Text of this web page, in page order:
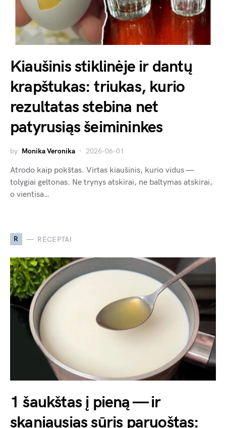
Kiaušinis stiklinėje ir dantų
krapštukas: triukas, kurio
rezultatas stebina net
patyrusiąs šeimininkes
by Monika Veronika 2026-06-01
Atrodo kaip pokštas. Virtas kiaušinis, kurio vidus —
tolygiai geltonas. Ne trynys atskirai, ne baltymas atskirai,
o vientisa…
R RECEPTAI
1 šaukštas į pieną — ir
skaniausias sūris paruoštas: